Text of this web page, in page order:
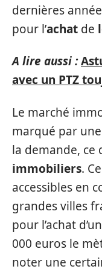
dernières
pour l’achat de
A lire aussi :
avec un PTZ
Le marché
marqué par
la demande,
immobiliers.
accessibles en
grandes villes
pour l’achat d’un
000 euros le
noter une